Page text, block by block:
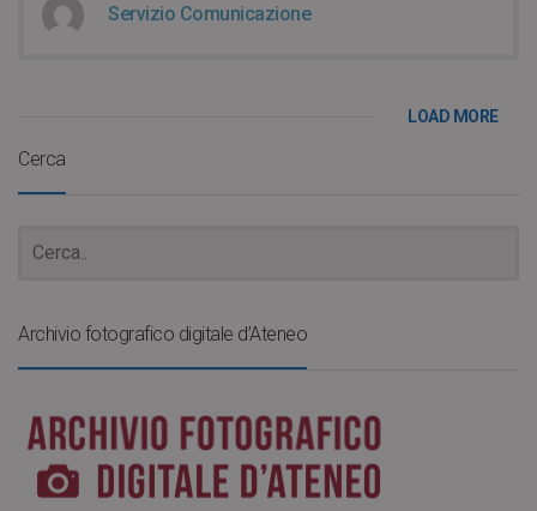
Servizio Comunicazione
LOAD MORE
Cerca
Archivio fotografico digitale d’Ateneo